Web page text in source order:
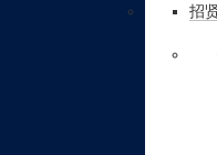
招